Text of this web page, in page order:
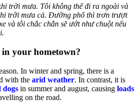
trời mưa. Tôi không thể đi ra ngoài và
trời mưa cả. Đường phố thì trơn trượt
và tôi chắc chắn sẽ ướt như chuột nếu
your hometown?
In winter and spring, there is a
with the arid weather. In contrast, it is
dogs in summer and august, causing loads
on the road.